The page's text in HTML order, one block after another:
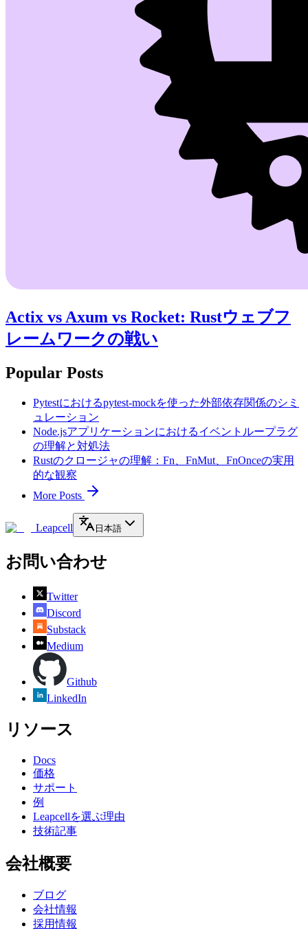
Actix vs Axum vs Rocket: Rustウェブフ
レームワークの戦い
Popular Posts
Pytestにおけるpytest-mockを使った外部依存関係のシミ
ュレーション
Node.jsアプリケーションにおけるイベントループラグ
の理解と対処法
Rustのクロージャの理解：Fn、FnMut、FnOnceの実用
的な観察
More Posts
Leapcell 日本語
お問い合わせ
Twitter
Discord
Substack
Medium
Github
LinkedIn
リソース
Docs
価格
サポート
例
Leapcellを選ぶ理由
技術記事
会社概要
ブログ
会社情報
採用情報